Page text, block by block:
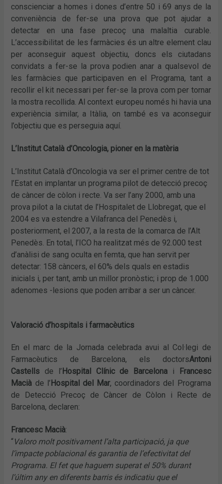
conscienciar a homes i dones d’entre 50 i 69 anys de la
conveniència de fer-se una prova que pot ajudar a
detectar en una fase precoç una malaltia curable.
L’accessibilitat de les farmàcies és un altre element clau
per aconseguir aquest objectiu, doncs els ciutadans
convidats a fer-se la prova podien anar a qualsevol de
les farmàcies que participaven en el Programa, tant a
recollir el kit necessari per fer-se la prova com per tornar
la mostra recollida. Al context europeu només hi havia una
experiència similar, a Itàlia, on també es va aconseguir
l’objectiu que es perseguia aquí.
L’Institut Català d’Oncologia, pioner en la matèria
L’Institut Català d’Oncologia va ser el primer centre de tot
l’Estat en implantar un programa pilot de detecció precoç
de càncer de còlon i recte. Va ser l’any 2000, amb una
prova pilot a la ciutat de l’Hospitalet de Llobregat, que el
2004 es va estendre a Vilafranca del Penedès i,
posteriorment, el 2007, a la resta de la comarca de l’Alt
Penedès. En total, l’ICO ha realitzat més de 92.000 test
d’anàlisi de sang oculta en femta, que han servit per
detectar: 158 càncers, el 60% dels quals en estadis
inicials i, per tant, amb un millor pronòstic; i prop de 1.000
adenomes -lesions que poden arribar a ser un càncer.
Valoració d’hospitals i farmacèutics
En el marc de la Jornada celebrada avui al Col·legi de
Farmacèutics de Barcelona, els doctorsAntoni
Castells de l’ Hospital Clínic de Barcelona i
Francesc
Macià de l’ Hospital del Mar, coordinadors del Programa
de Detecció Precoç de Càncer de Còlon i Recte de
Barcelona, declaren:
Francesc Macià:
“Valoro molt positivament l’alta participació, ja que
l’impacte poblacional és garantia de l’efectivitat del
Programa. El fet que haguem superat el 50% durant
l’últim any en diferents barris és indicatiu que el